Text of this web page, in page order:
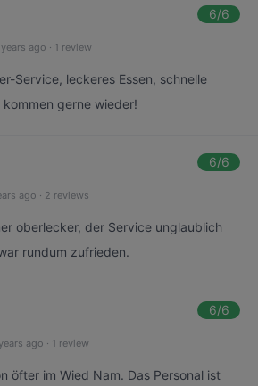
6/6
ago · 1 review
Service, leckeres Essen, schnelle
kommen gerne wieder!
6/6
ago · 2 reviews
oberlecker, der Service unglaublich
rundum zufrieden.
6/6
ago · 1 review
öfter im Wied Nam. Das Personal ist